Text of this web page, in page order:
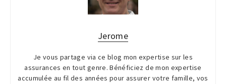
Jerome
Je vous partage via ce blog mon expertise sur les
assurances en tout genre. Bénéficiez de mon expertise
accumulée au fil des années pour assurer votre famille, vos